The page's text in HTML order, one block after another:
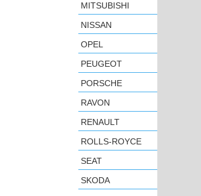
MITSUBISHI
NISSAN
OPEL
PEUGEOT
PORSCHE
RAVON
RENAULT
ROLLS-ROYCE
SEAT
SKODA